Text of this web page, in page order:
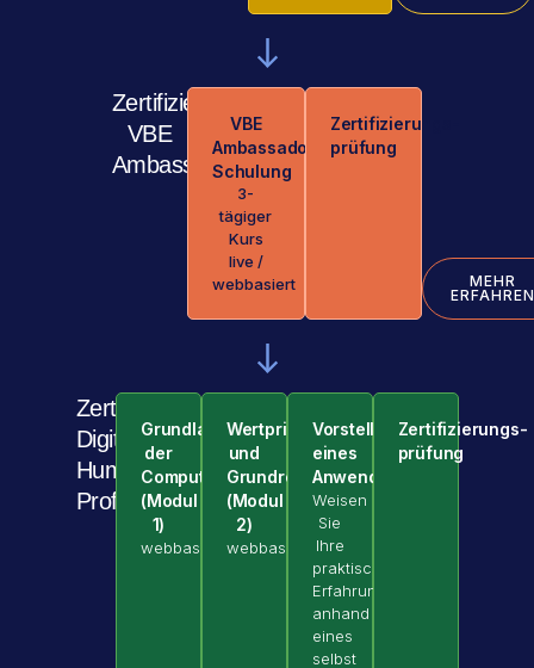
Zertifizierter
VBE
Ambassador
VBE
Ambassador
Schulung
3-
tägiger
Kurs
live /
webbasiert
Zertifizierungs­
prüfung
MEHR
Zertifizierter
Digitalen
Humanismus
Professional
Grundlagen
der
Computerethik
(Modul
1)
webbasiert
Wertprinzipien
und
Grundrechte
(Modul
2)
webbasiert
Vorstellung
eines
Anwendungsfalls
Weisen
Sie
Ihre
praktische
Erfahrung
anhand
eines
selbst
Zertifizierungs­
prüfung